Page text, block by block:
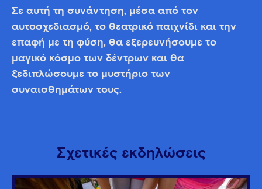
Σε αυτή τη συνάντηση, μέσα από τον
αυτοσχεδιασμό, το θεατρικό παιχνίδι και την
επαφή με τη φύση, θα εξερευνήσουμε το
μαγικό κόσμο των δέντρων και θα
ξεδιπλώσουμε το μυστήριο των
συναισθημάτων τους.
Σχετικές εκδηλώσεις